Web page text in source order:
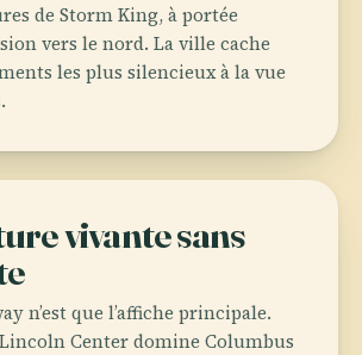
de Storm King, à portée
vers le nord. La ville cache
les plus silencieux à la vue
vivante sans
n’est que l’affiche principale.
Lincoln Center domine Columbus